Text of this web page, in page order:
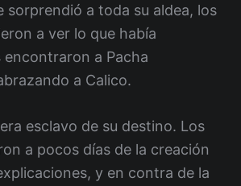
sorprendió a toda su aldea, los
a ver lo que había
encontraron a Pacha
a Calico.
esclavo de su destino. Los
a pocos días de la creación
y en contra de la